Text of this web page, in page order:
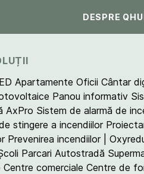
DESPRE
Apartamente Oficii Cântar
Panou informativ
AxPro Sistem de alarmă de
stingere a incendiilor
Prevenirea incendiilor |
Parcari Autostradă
Centre comerciale Centre de